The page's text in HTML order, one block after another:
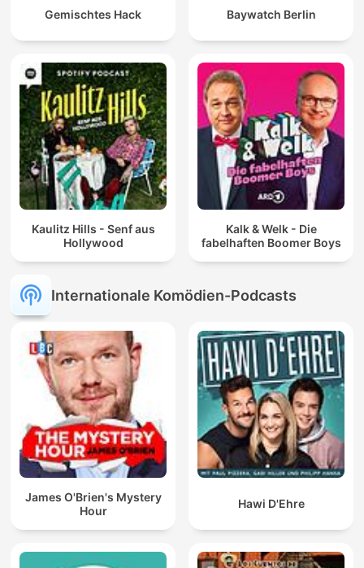
Gemischtes Hack Baywatch Berlin
Kaulitz Hills - Senf aus
Hollywood
Kalk & Welk - Die
fabelhaften Boomer Boys
Internationale Komödien-Podcasts
James O'Brien's Mystery
Hour
Hawi D'Ehre